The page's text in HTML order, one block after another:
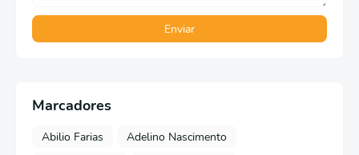
Marcadores
Abilio Farias
Adelino Nascimento